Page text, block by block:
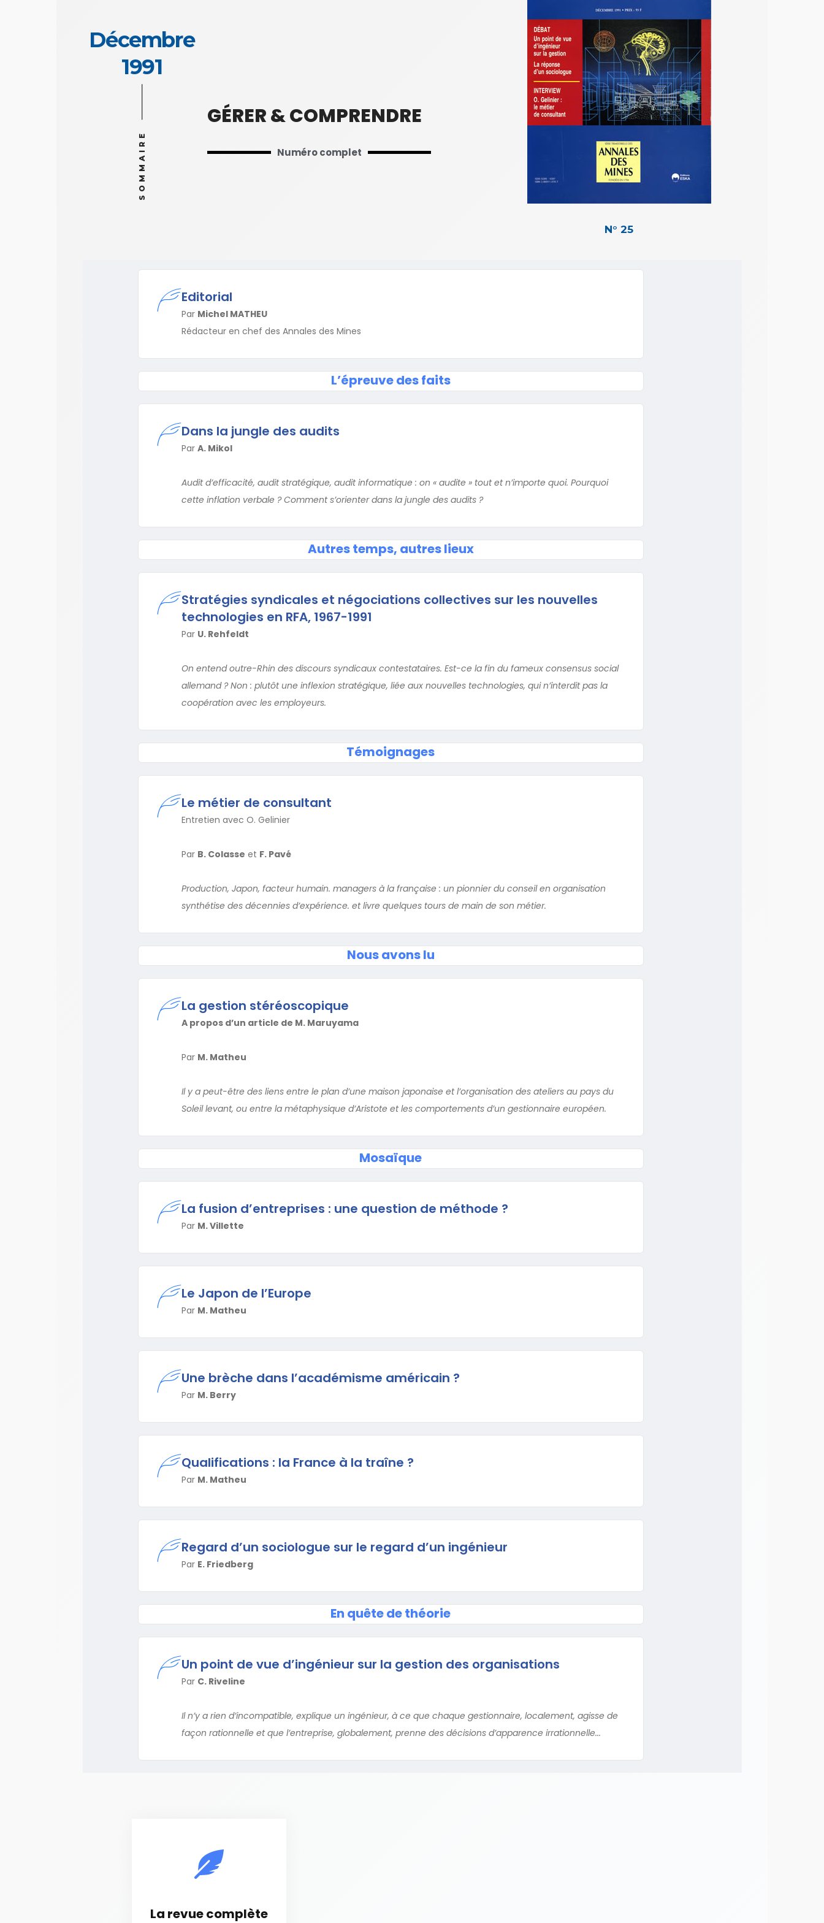
Décembre
1991
SOMMAIRE
GÉRER & COMPRENDRE
Numéro complet
N° 25
Editorial
Par Michel MATHEU
Rédacteur en chef des Annales des Mines
L’épreuve des faits
Dans la jungle des audits
Par A. Mikol
Audit d’efficacité, audit stratégique, audit informatique : on « audite » tout et n’importe quoi. Pourquoi
cette inflation verbale ? Comment s’orienter dans la jungle des audits ?
Autres temps, autres lieux
Stratégies syndicales et négociations collectives sur les nouvelles
technologies en RFA, 1967-1991
Par U. Rehfeldt
On entend outre-Rhin des discours syndicaux contestataires. Est-ce la fin du fameux consensus social
allemand ? Non : plutôt une inflexion stratégique, liée aux nouvelles technologies, qui n’interdit pas la
coopération avec les employeurs.
Témoignages
Le métier de consultant
Entretien avec O. Gelinier
Par B. Colasse et F. Pavé
Production, Japon, facteur humain. managers à la française : un pionnier du conseil en organisation
synthétise des décennies d’expérience. et livre quelques tours de main de son métier.
Nous avons lu
La gestion stéréoscopique
A propos d’un article de M. Maruyama
Par M. Matheu
Il y a peut-être des liens entre le plan d’une maison japonaise et l’organisation des ateliers au pays du
Soleil levant, ou entre la métaphysique d’Aristote et les comportements d’un gestionnaire européen.
Mosaïque
La fusion d’entreprises : une question de méthode ?
Par M. Villette
Le Japon de l’Europe
Par M. Matheu
Une brèche dans l’académisme américain ?
Par M. Berry
Qualifications : la France à la traîne ?
Par M. Matheu
Regard d’un sociologue sur le regard d’un ingénieur
Par E. Friedberg
En quête de théorie
Un point de vue d’ingénieur sur la gestion des organisations
Par C. Riveline
Il n’y a rien d’incompatible, explique un ingénieur, à ce que chaque gestionnaire, localement, agisse de
façon rationnelle et que l’entreprise, globalement, prenne des décisions d’apparence irrationnelle...
La revue complète